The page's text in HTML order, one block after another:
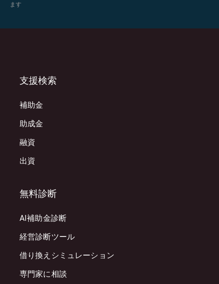
ます
支援検索
補助金
助成金
融資
出資
無料診断
AI補助金診断
経営診断ツール
借り換えシミュレーション
専門家に相談